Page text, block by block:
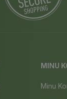
MINU
Minu